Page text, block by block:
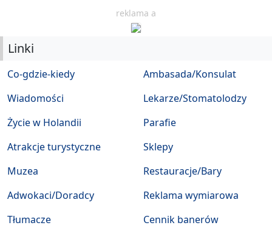
reklama a
Linki
Co-gdzie-kiedy
Wiadomości
Życie w Holandii
Atrakcje turystyczne
Muzea
Ambasada/Konsulat
Lekarze/Stomatolodzy
Parafie
Sklepy
Restauracje/Bary
Adwokaci/Doradcy
Tłumacze
Reklama wymiarowa
Cennik banerów